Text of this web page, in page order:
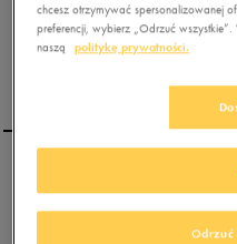
chcesz otrzymywać spersonalizowanej
preferencji, wybierz „Odrzuć
naszą
politykę prywatności.
Odrzuć